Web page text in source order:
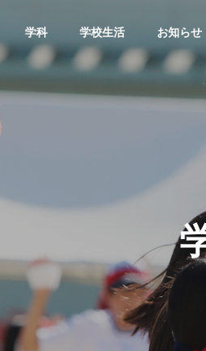
学科 学校生活 お知らせ
１年生夏の学習会１日目終了！